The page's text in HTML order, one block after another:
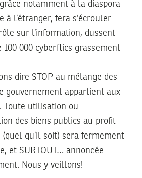
notamment à la diaspora
à l’étranger, fera s’écrouler
sur l’information, dussent-
000 cyberflics grassement
dire STOP au mélange des
gouvernement appartient aux
Toute utilisation ou
des biens publics au profit
(quel qu’il soit) sera fermement
et SURTOUT… annoncée
Nous y veillons!